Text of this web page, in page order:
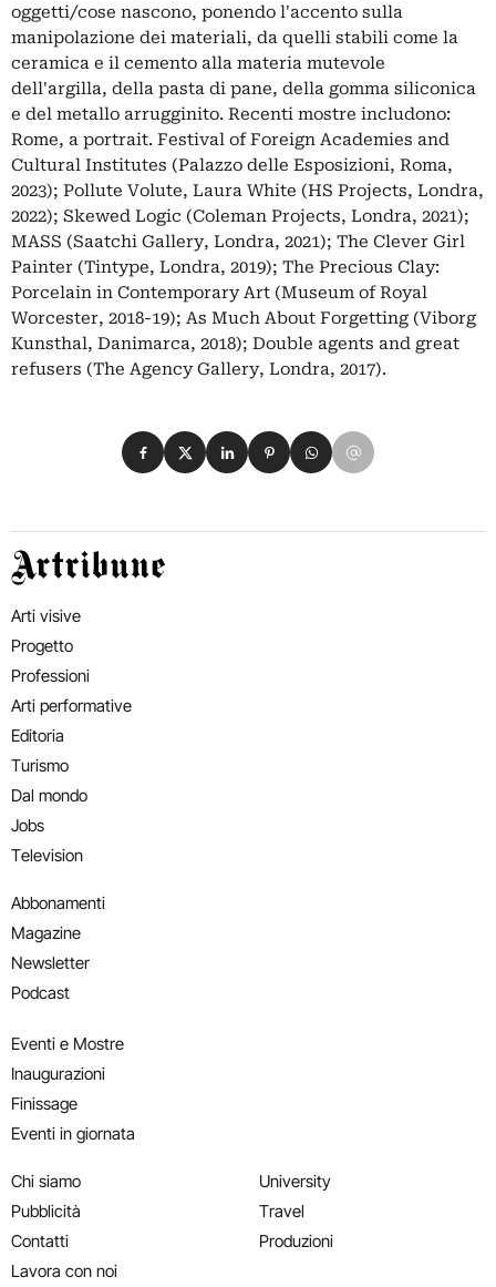
oggetti/cose nascono, ponendo l'accento sulla
manipolazione dei materiali, da quelli stabili come la
ceramica e il cemento alla materia mutevole
dell'argilla, della pasta di pane, della gomma siliconica
e del metallo arrugginito. Recenti mostre includono:
Rome, a portrait. Festival of Foreign Academies and
Cultural Institutes (Palazzo delle Esposizioni, Roma,
2023); Pollute Volute, Laura White (HS Projects, Londra,
2022); Skewed Logic (Coleman Projects, Londra, 2021);
MASS (Saatchi Gallery, Londra, 2021); The Clever Girl
Painter (Tintype, Londra, 2019); The Precious Clay:
Porcelain in Contemporary Art (Museum of Royal
Worcester, 2018-19); As Much About Forgetting (Viborg
Kunsthal, Danimarca, 2018); Double agents and great
refusers (The Agency Gallery, Londra, 2017).
Condividi su Facebook
Condividi su X
Condividi su LinkedIn
Condividi su Pinterest
Condividi su WhatsApp
Condividi su Email
Artribune
Arti visive
Progetto
Professioni
Arti performative
Editoria
Turismo
Dal mondo
Jobs
Television
Abbonamenti
Magazine
Newsletter
Podcast
Eventi e Mostre
Inaugurazioni
Finissage
Eventi in giornata
Chi siamo
Pubblicità
Contatti
Lavora con noi
University
Travel
Produzioni